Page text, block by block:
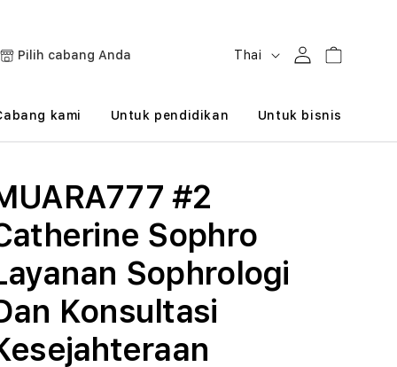
Pilih cabang Anda
B
h
Thai MasukKeranjang
kami Untuk pendidikan Untuk bisnis
#2
Sophro
Sophrologi
Konsultasi